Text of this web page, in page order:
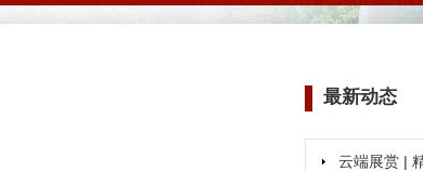
最新动态